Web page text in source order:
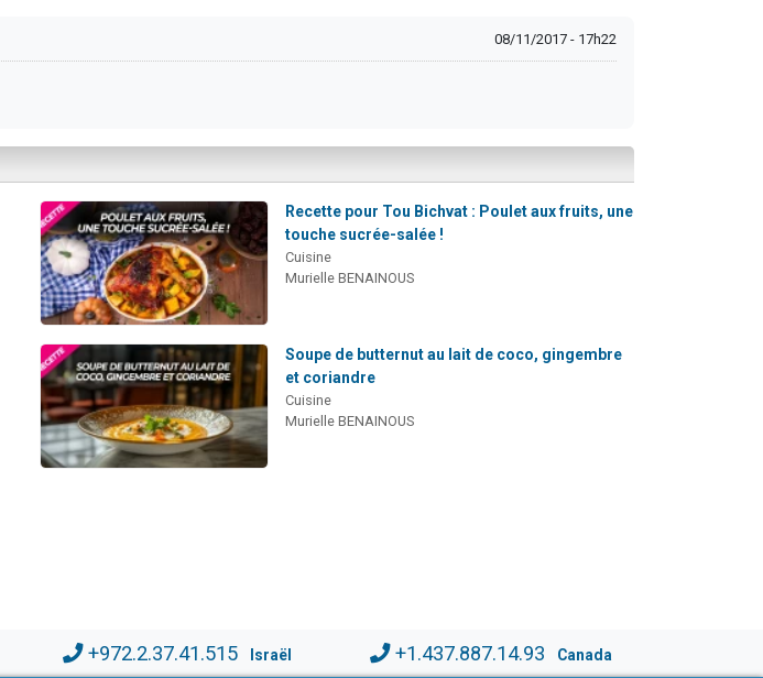
08/11/2017 - 17h22
Recette pour Tou Bichvat : Poulet aux fruits, une
touche sucrée-salée !
Cuisine
Murielle BENAINOUS
Soupe de butternut au lait de coco, gingembre
et coriandre
Cuisine
Murielle BENAINOUS
+972.2.37.41.515 Israël +1.437.887.14.93 Canada